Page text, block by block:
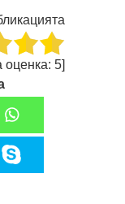
оценка: 5]